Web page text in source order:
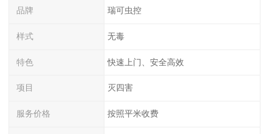
品牌 瑞可虫控
样式 无毒
特色 快速上门、安全高效
项目 灭四害
服务价格 按照平米收费